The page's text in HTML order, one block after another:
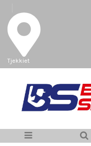
Tjekkiet